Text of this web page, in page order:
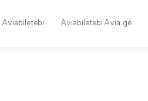
Aviabiletebi Aviabiletebi Avia.ge